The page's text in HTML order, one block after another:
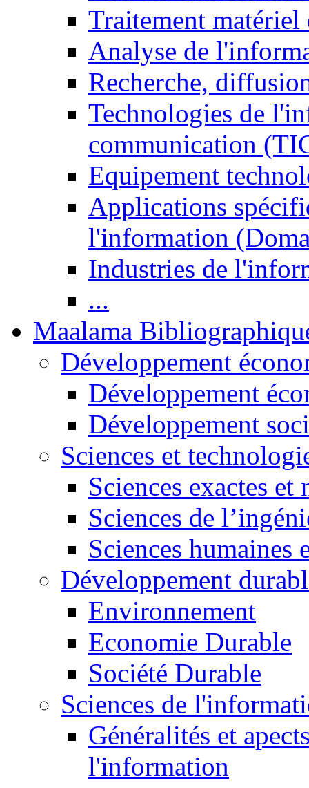
Traitement matériel
Analyse de
Recherche,
Technologies de
communication
Equipement
Applications
l'information
Industries de
...
Maalama
Développement
Développement
Développement
Sciences et
Sciences exactes et
Sciences de
Sciences humaines
Développement
Environnement
Economie Durable
Société Durable
Sciences de
Généralités et
l'information